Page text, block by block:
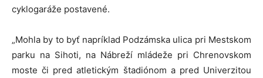
cyklogaráže postavené.
„Mohla by to byť napríklad Podzámska ulica pri Mestskom
parku na Sihoti, na Nábreží mládeže pri Chrenovskom
moste či pred atletickým štadiónom a pred Univerzitou